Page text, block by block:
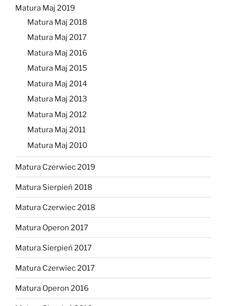
Matura Maj 2019
Matura Maj 2018
Matura Maj 2017
Matura Maj 2016
Matura Maj 2015
Matura Maj 2014
Matura Maj 2013
Matura Maj 2012
Matura Maj 2011
Matura Maj 2010
Matura Czerwiec 2019
Matura Sierpień 2018
Matura Czerwiec 2018
Matura Operon 2017
Matura Sierpień 2017
Matura Czerwiec 2017
Matura Operon 2016